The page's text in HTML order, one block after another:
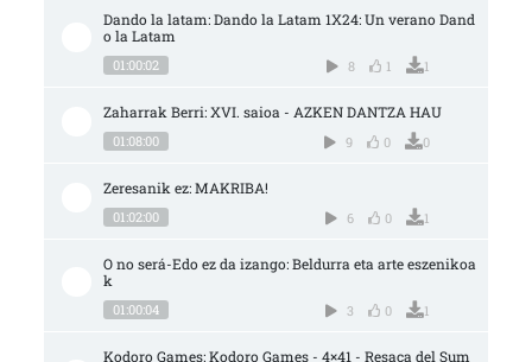
Dando la latam: Dando la Latam 1X24: Un verano Dand
o la Latam
01:00:02 8 1 1
Zaharrak Berri: XVI. saioa - AZKEN DANTZA HAU
01:08:00 9 0 0
Zeresanik ez: MAKRIBA!
01:02:00 6 0 1
O no será-Edo ez da izango: Beldurra eta arte eszenikoa
k
01:00:04 3 0 1
Kodoro Games: Kodoro Games - 4×41 - Resaca del Sum